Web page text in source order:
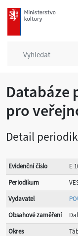
mkcr.cz
Databáze
pro
Detail
Evidenční číslo
E
Periodikum
Vydavatel
Obsahové zaměření
Okres